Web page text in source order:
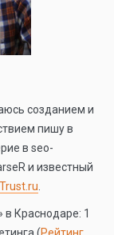
созданием и
пишу в
в seo-
и известный
Краснодаре: 1
(Рейтинг